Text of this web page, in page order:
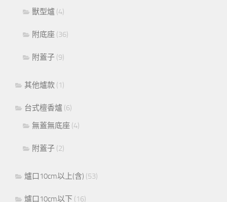
獸型爐 (4)
附底座 (36)
附蓋子 (9)
其他爐款 (1)
台式檀香爐 (6)
無蓋無底座 (4)
附蓋子 (2)
爐口10cm以上(含) (53)
爐口10cm以下 (16)